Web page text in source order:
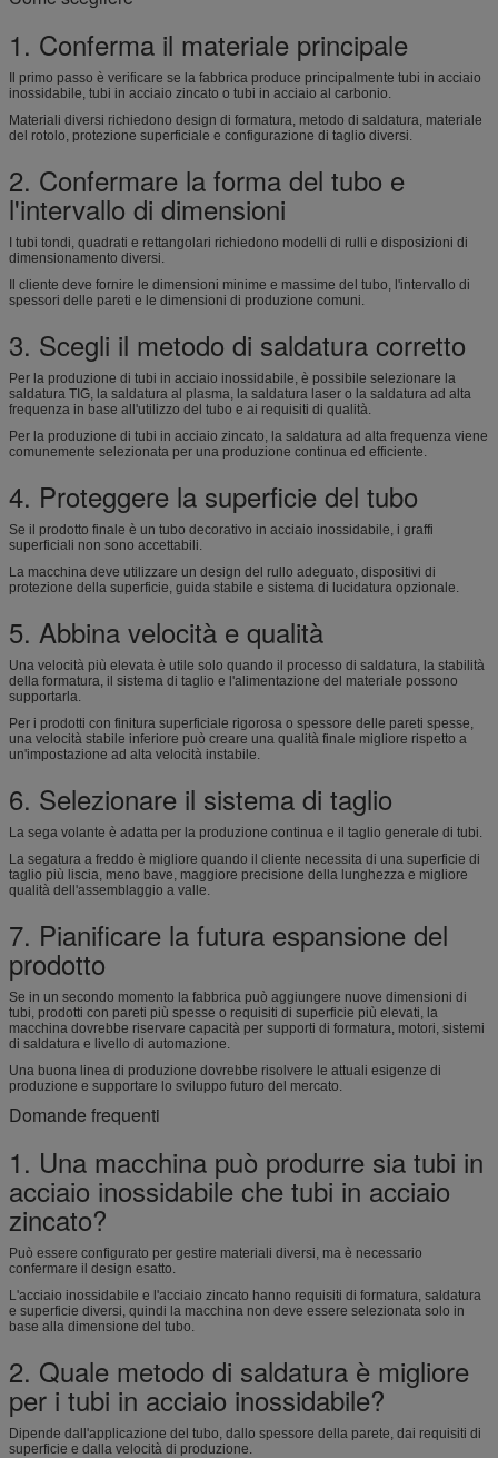
1. Conferma il materiale principale
Il primo passo è verificare se la fabbrica produce principalmente tubi in acciaio
inossidabile, tubi in acciaio zincato o tubi in acciaio al carbonio.
Materiali diversi richiedono design di formatura, metodo di saldatura, materiale
del rotolo, protezione superficiale e configurazione di taglio diversi.
2. Confermare la forma del tubo e
l'intervallo di dimensioni
I tubi tondi, quadrati e rettangolari richiedono modelli di rulli e disposizioni di
dimensionamento diversi.
Il cliente deve fornire le dimensioni minime e massime del tubo, l'intervallo di
spessori delle pareti e le dimensioni di produzione comuni.
3. Scegli il metodo di saldatura corretto
Per la produzione di tubi in acciaio inossidabile, è possibile selezionare la
saldatura TIG, la saldatura al plasma, la saldatura laser o la saldatura ad alta
frequenza in base all'utilizzo del tubo e ai requisiti di qualità.
Per la produzione di tubi in acciaio zincato, la saldatura ad alta frequenza viene
comunemente selezionata per una produzione continua ed efficiente.
4. Proteggere la superficie del tubo
Se il prodotto finale è un tubo decorativo in acciaio inossidabile, i graffi
superficiali non sono accettabili.
La macchina deve utilizzare un design del rullo adeguato, dispositivi di
protezione della superficie, guida stabile e sistema di lucidatura opzionale.
5. Abbina velocità e qualità
Una velocità più elevata è utile solo quando il processo di saldatura, la stabilità
della formatura, il sistema di taglio e l'alimentazione del materiale possono
supportarla.
Per i prodotti con finitura superficiale rigorosa o spessore delle pareti spesse,
una velocità stabile inferiore può creare una qualità finale migliore rispetto a
un'impostazione ad alta velocità instabile.
6. Selezionare il sistema di taglio
La sega volante è adatta per la produzione continua e il taglio generale di tubi.
La segatura a freddo è migliore quando il cliente necessita di una superficie di
taglio più liscia, meno bave, maggiore precisione della lunghezza e migliore
qualità dell'assemblaggio a valle.
7. Pianificare la futura espansione del
prodotto
Se in un secondo momento la fabbrica può aggiungere nuove dimensioni di
tubi, prodotti con pareti più spesse o requisiti di superficie più elevati, la
macchina dovrebbe riservare capacità per supporti di formatura, motori, sistemi
di saldatura e livello di automazione.
Una buona linea di produzione dovrebbe risolvere le attuali esigenze di
produzione e supportare lo sviluppo futuro del mercato.
Domande frequenti
1. Una macchina può produrre sia tubi in
acciaio inossidabile che tubi in acciaio
zincato?
Può essere configurato per gestire materiali diversi, ma è necessario
confermare il design esatto.
L'acciaio inossidabile e l'acciaio zincato hanno requisiti di formatura, saldatura
e superficie diversi, quindi la macchina non deve essere selezionata solo in
base alla dimensione del tubo.
2. Quale metodo di saldatura è migliore
per i tubi in acciaio inossidabile?
Dipende dall'applicazione del tubo, dallo spessore della parete, dai requisiti di
superficie e dalla velocità di produzione.